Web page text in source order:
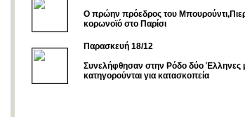
Ο πρώην πρόεδρος του
κορωνοϊό στο Παρίσι
Παρασκευή 18/12
Συνελήφθησαν στην Ρόδο δύο Έλληνες
κατηγορούνται για κατασκοπεία